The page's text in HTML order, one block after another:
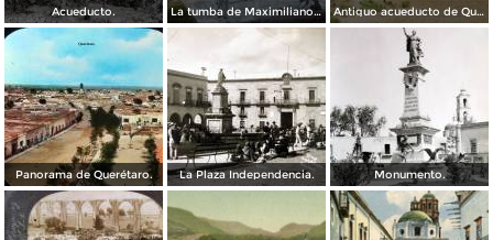
Acueducto. La tumba de Maximiliano de Absburgo Queretaro Por el fotografo William Henry Jackson. Antiguo acueducto de Querétaro.
Panorama de Querétaro. La Plaza Independencia. Monumento.